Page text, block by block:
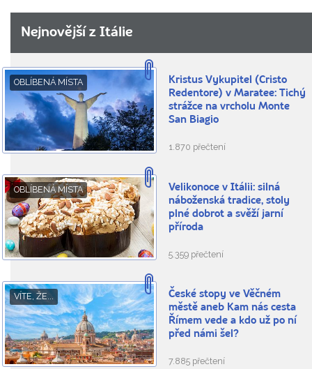
Nejnovější z Itálie
OBLÍBENÁ MÍSTA
Kristus Vykupitel (Cristo
Redentore) v Maratee: Tichý
strážce na vrcholu Monte
San Biagio
1.870 přečtení
OBLÍBENÁ MÍSTA
Velikonoce v Itálii: silná
náboženská tradice, stoly
plné dobrot a svěží jarní
příroda
5.359 přečtení
VÍTE, ŽE...
České stopy ve Věčném
městě aneb Kam nás cesta
Římem vede a kdo už po ní
před námi šel?
7.885 přečtení